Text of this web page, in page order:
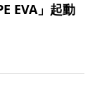
EVA」起動